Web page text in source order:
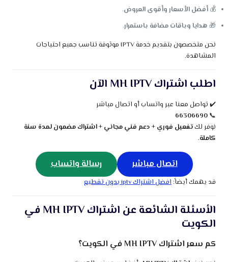
💰أفضل الأسعار وأقوى العروض.
🎁 هدايا وباقات مضافة باستمرار.
نحن متخصصون بتقديم خدمة IPTV موثوقة تناسب جميع احتياجات
المشاهدة.
اطلب اشتراك MH IPTV الآن
✔️ تواصل معنا عبر واتساب أو اتصال مباشر
📞
66306690
نوفر لكتفعيل فوري + دعم فني مجاني +اشتراك مضمون لمدة سنة
كاملة.
اتصال مباشر رسالة واتساب
قد يهمك أيضاً:افضل اشتراك iptv بدون تقطيع
الأسئلة الشائعة عن اشتراك MH IPTV في
الكويت
كم سعر اشتراك MH IPTV في الكويت؟